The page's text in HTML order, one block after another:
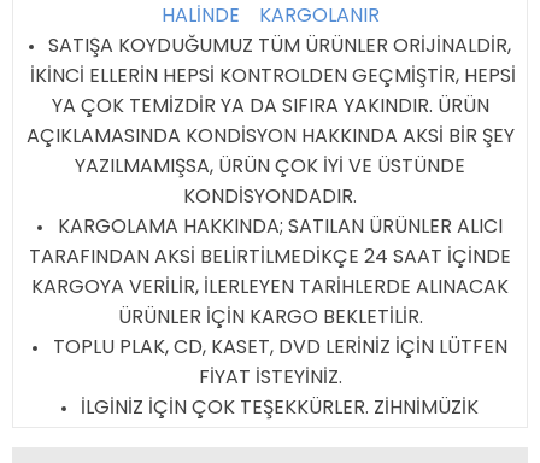
HALİNDE KARGOLANIR
SATIŞA KOYDUĞUMUZ TÜM ÜRÜNLER ORİJİNALDİR,
İKİNCİ ELLERİN HEPSİ KONTROLDEN GEÇMİŞTİR, HEPSİ
YA ÇOK TEMİZDİR YA DA SIFIRA YAKINDIR. ÜRÜN
AÇIKLAMASINDA KONDİSYON HAKKINDA AKSİ BİR ŞEY
YAZILMAMIŞSA, ÜRÜN ÇOK İYİ VE ÜSTÜNDE
KONDİSYONDADIR.
KARGOLAMA HAKKINDA; SATILAN ÜRÜNLER ALICI
TARAFINDAN AKSİ BELİRTİLMEDİKÇE 24 SAAT İÇİNDE
KARGOYA VERİLİR, İLERLEYEN TARİHLERDE ALINACAK
ÜRÜNLER İÇİN KARGO BEKLETİLİR.
TOPLU PLAK, CD, KASET, DVD LERİNİZ İÇİN LÜTFEN
FİYAT İSTEYİNİZ.
İLGİNİZ İÇİN ÇOK TEŞEKKÜRLER. ZİHNİMÜZİK